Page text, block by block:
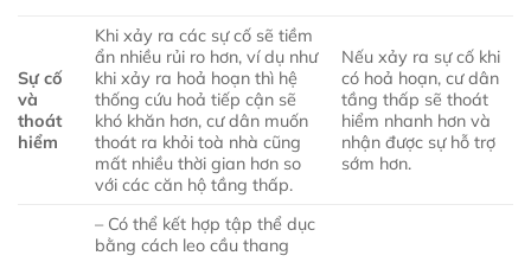
Sự cố
và
thoát
hiểm
Khi xảy ra các sự cố sẽ tiềm
ẩn nhiều rủi ro hơn, ví dụ như
khi xảy ra hoả hoạn thì hệ
thống cứu hoả tiếp cận sẽ
khó khăn hơn, cư dân muốn
thoát ra khỏi toà nhà cũng
mất nhiều thời gian hơn so
với các căn hộ tầng thấp.
Nếu xảy ra sự cố khi
có hoả hoạn, cư dân
tầng thấp sẽ thoát
hiểm nhanh hơn và
nhận được sự hỗ trợ
sớm hơn.
– Có thể kết hợp tập thể dục
bằng cách leo cầu thang